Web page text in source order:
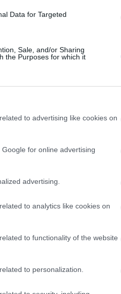
Data for Targeted
Sale, and/or Sharing
the Purposes for which it
to advertising like cookies on
for online advertising
advertising.
to analytics like cookies on
to functionality of the website
to personalization.